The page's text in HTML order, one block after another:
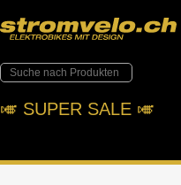
🎺︎ SUPER SALE 🎺︎